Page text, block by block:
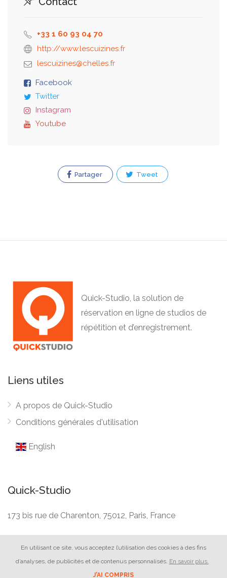
+33 1 60 93 04 70
http://www.lescuizines.fr
Facebook
Twitter
Instagram
Youtube
Partager Tweet
Quick-Studio, la solution de
réservation en ligne de studios de
répétition et d’enregistrement.
Liens utiles
A propos de Quick-Studio
Conditions générales d'utilisation
English
Quick-Studio
173 bis rue de Charenton, 75012, Paris, France
En utilisant ce site, vous acceptez l’utilisation des cookies à des fins
d’analyses, de publicités et de contenus personnalisés. En savoir plus.
J'AI COMPRIS